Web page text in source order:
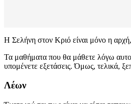
Η Σελήνη στον Κριό είναι μόνο η
Τα μαθήματα που θα μάθετε λόγω
υπομένετε εξετάσεις. Όμως, τελικά,
Λέων